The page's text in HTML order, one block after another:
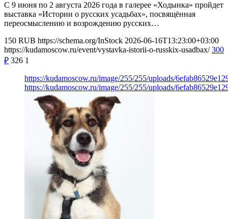
С 9 июня по 2 августа 2026 года в галерее «Ходынка» пройдет
выставка «Истории о русских усадьбах», посвящённая
переосмыслению и возрождению русских…
150 RUB https://schema.org/InStock 2026-06-16T13:23:00+03:00
https://kudamoscow.ru/event/vystavka-istorii-o-russkix-usadbax/ 300
₽ 326 1
https://kudamoscow.ru/image/255/255/uploads/
https://kudamoscow.ru/image/255/255/uploads/